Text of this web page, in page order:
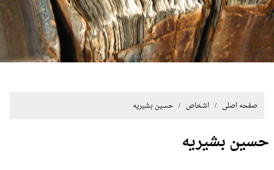
صفحه اصلی / اشخاص / حسین بشیریه
حسین بشیریه